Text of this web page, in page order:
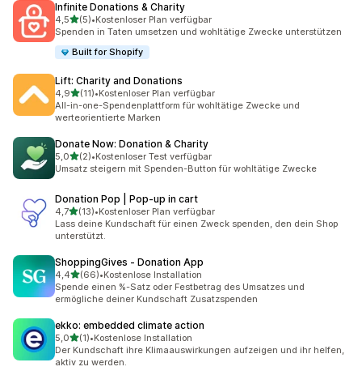
Infinite Donations & Charity
4,5von 5 Sternen
(5)
5 Rezensionen insgesamt
•Kostenloser Plan verfügbar
Spenden in Taten umsetzen und wohltätige Zwecke unterstützen
Built for Shopify
Lift: Charity and Donations
4,9von 5 Sternen
(11)
11 Rezensionen insgesamt
•Kostenloser Plan verfügbar
All-in-one-Spendenplattform für wohltätige Zwecke und
werteorientierte Marken
Donate Now: Donation & Charity
5,0von 5 Sternen
(2)
2 Rezensionen insgesamt
•Kostenloser Test verfügbar
Umsatz steigern mit Spenden-Button für wohltätige Zwecke
Donation Pop | Pop‑up in cart
4,7von 5 Sternen
(13)
13 Rezensionen insgesamt
•Kostenloser Plan verfügbar
Lass deine Kundschaft für einen Zweck spenden, den dein Shop
unterstützt.
ShoppingGives ‑ Donation App
4,4von 5 Sternen
(66)
66 Rezensionen insgesamt
•Kostenlose Installation
Spende einen %-Satz oder Festbetrag des Umsatzes und
ermögliche deiner Kundschaft Zusatzspenden
ekko: embedded climate action
5,0von 5 Sternen
(1)
1 Rezensionen insgesamt
•Kostenlose Installation
Der Kundschaft ihre Klimaauswirkungen aufzeigen und ihr helfen,
aktiv zu werden.